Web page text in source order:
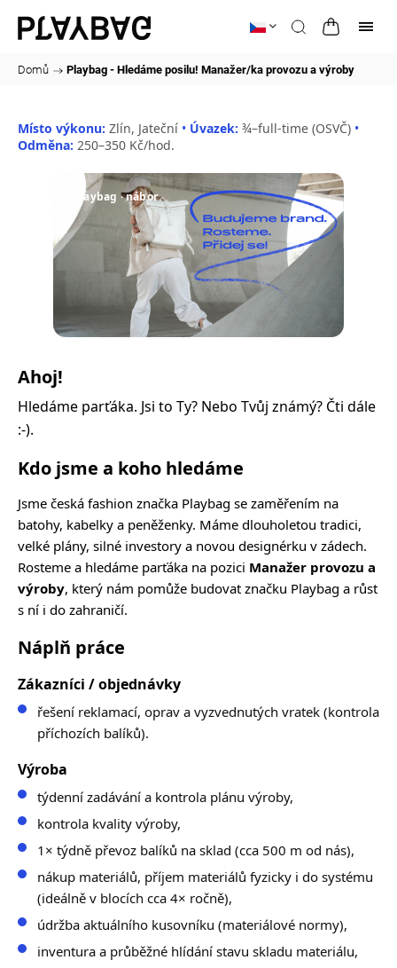
Domů / Playbag - Hledáme posilu! Manažer/ka provozu a výroby
Místo výkonu: Zlín, Jateční Úvazek: ¾–full-time (OSVČ)
Odměna: 250–350 Kč/hod.
Playbag · nábor
Ahoj!
Hledáme parťáka. Jsi to Ty? Nebo Tvůj známý? Čti dále
:-).
Kdo jsme a koho hledáme
Jsme česká fashion značka Playbag se zaměřením na
batohy, kabelky a peněženky. Máme dlouholetou tradici,
velké plány, silné investory a novou designérku v zádech.
Rosteme a hledáme parťáka na pozici Manažer provozu a
výroby, který nám pomůže budovat značku Playbag a růst
s ní i do zahraničí.
Náplň práce
Zákazníci / objednávky
řešení reklamací, oprav a vyzvednutých vratek (kontrola
příchozích balíků).
Výroba
týdenní zadávání a kontrola plánu výroby,
kontrola kvality výroby,
1× týdně převoz balíků na sklad (cca 500 m od nás),
nákup materiálů, příjem materiálů fyzicky i do systému
(ideálně v blocích cca 4× ročně),
údržba aktuálního kusovníku (materiálové normy),
inventura a průběžné hlídání stavu skladu materiálu,